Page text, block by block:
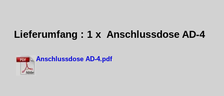
Lieferumfang : 1 x Anschlussdose AD-4
Anschlussdose AD-4.pdf